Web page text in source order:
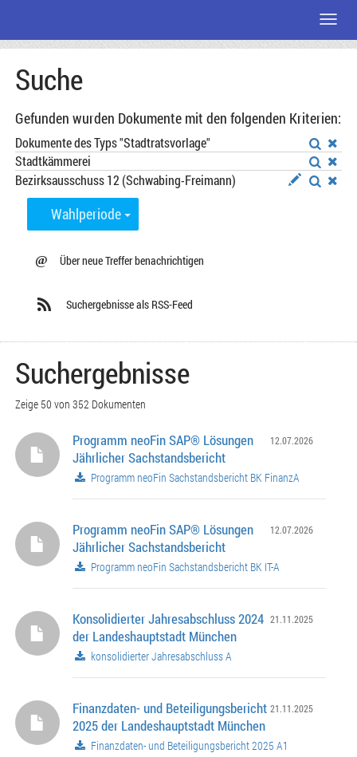
Seiteninhalt
Suche
Gefunden wurden Dokumente mit den folgenden Kriterien:
Dokumente des Typs "Stadtratsvorlage"
Stadtkämmerei
Bezirksausschuss 12 (Schwabing-Freimann)
Wahlperiode
@ Über neue Treffer benachrichtigen
Suchergebnisse als RSS-Feed
Suchergebnisse
Zeige 50 von 352 Dokumenten
12.07.2026
Programm neoFin SAP® Lösungen
Jährlicher Sachstandsbericht
Programm neoFin Sachstandsbericht BK FinanzA
12.07.2026
Programm neoFin SAP® Lösungen
Jährlicher Sachstandsbericht
Programm neoFin Sachstandsbericht BK IT-A
21.11.2025
Konsolidierter Jahresabschluss 2024
der Landeshauptstadt München
konsolidierter Jahresabschluss A
21.11.2025
Finanzdaten- und Beteiligungsbericht
2025 der Landeshauptstadt München
Finanzdaten- und Beteiligungsbericht 2025 A1